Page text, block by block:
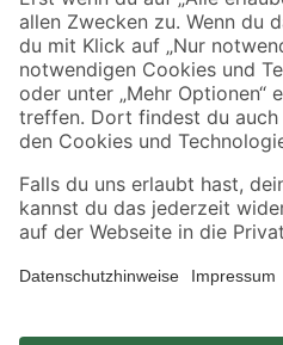
Alle Preisangaben in EUR inkl. gesetzl. MwSt..
Umständen nicht in allen Märkten verfügbar. Die
sich auf den unter "Mein Markt" ausgewählten
*Paketversand ab 59 € versandkostenfrei, gilt
fallen zusätzliche Versandkosten an.